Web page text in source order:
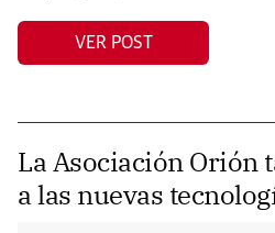
VER POST
La Asociación Orión
a las nuevas